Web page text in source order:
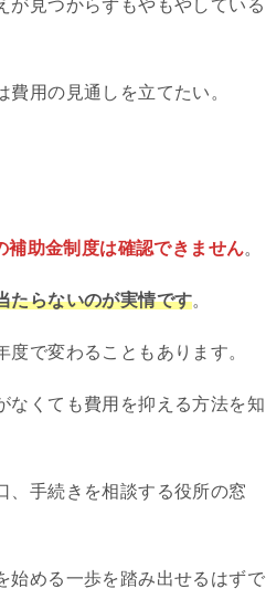
が見つからずもやもやしている
用の見通しを立てたい。
補助金制度は確認できません。
たらないのが実情です。
度で変わることもあります。
なくても費用を抑える方法を知
、手続きを相談する役所の窓
始める一歩を踏み出せるはずで